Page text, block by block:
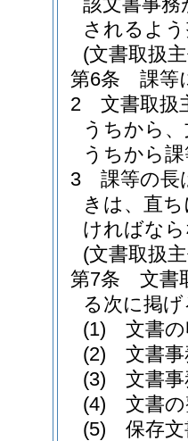
されるよ
(文書取扱
第6条
課等
2
文書取扱
うちから
うちから
3
課等の長
きは、直
ければな
(文書取扱
第7条
文書
る次に掲
(1)
文書
(2)
文書
(3)
文書
(4)
文書
(5)
保存